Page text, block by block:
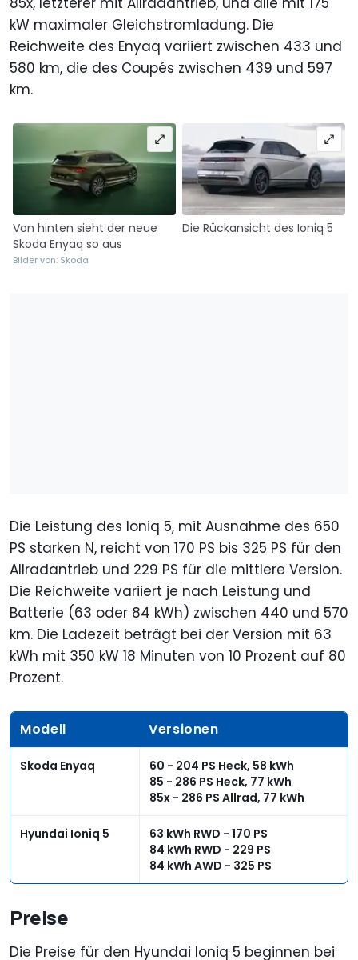
kW maximaler Gleichstromladung. Die
Reichweite des Enyaq variiert zwischen 433 und
580 km, die des Coupés zwischen 439 und 597
km.
Von hinten sieht der neue
Skoda Enyaq so aus
Bilder von: Skoda
Die Rückansicht des Ioniq 5
Die Leistung des Ioniq 5, mit Ausnahme des 650
PS starken N, reicht von 170 PS bis 325 PS für den
Allradantrieb und 229 PS für die mittlere Version.
Die Reichweite variiert je nach Leistung und
Batterie (63 oder 84 kWh) zwischen 440 und 570
km. Die Ladezeit beträgt bei der Version mit 63
kWh mit 350 kW 18 Minuten von 10 Prozent auf 80
Prozent.
Modell Versionen
Skoda Enyaq
60 - 204 PS Heck, 58 kWh
85 - 286 PS Heck, 77 kWh
85x - 286 PS Allrad, 77 kWh
Hyundai Ioniq 5
63 kWh RWD - 170 PS
84 kWh RWD - 229 PS
84 kWh AWD - 325 PS
Preise
Die Preise für den Hyundai Ioniq 5 beginnen bei